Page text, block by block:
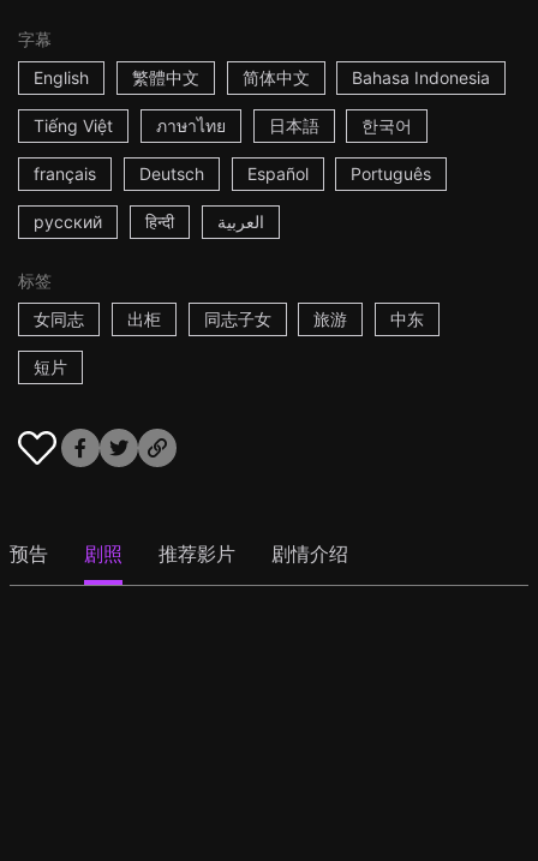
字幕
English
繁體中文 简体中文 Bahasa Indonesia
Tiếng Việt ภาษาไทย 日本語 한국어
français Deutsch Español Português
русский हिन्दी العربية
标签
女同志
出柜 同志子女 旅游 中东
短片
预告 剧照 推荐影片 剧情介绍